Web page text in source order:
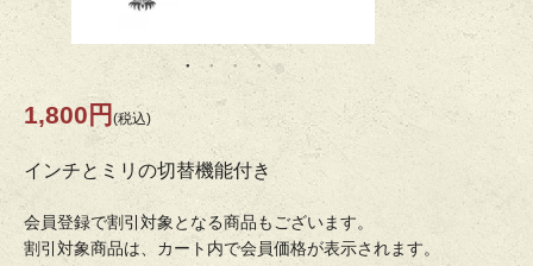
1,800円 (税込)
インチとミリの切替機能付き
会員登録で割引対象となる商品もございます。
割引対象商品は、カート内で会員価格が表示されます。